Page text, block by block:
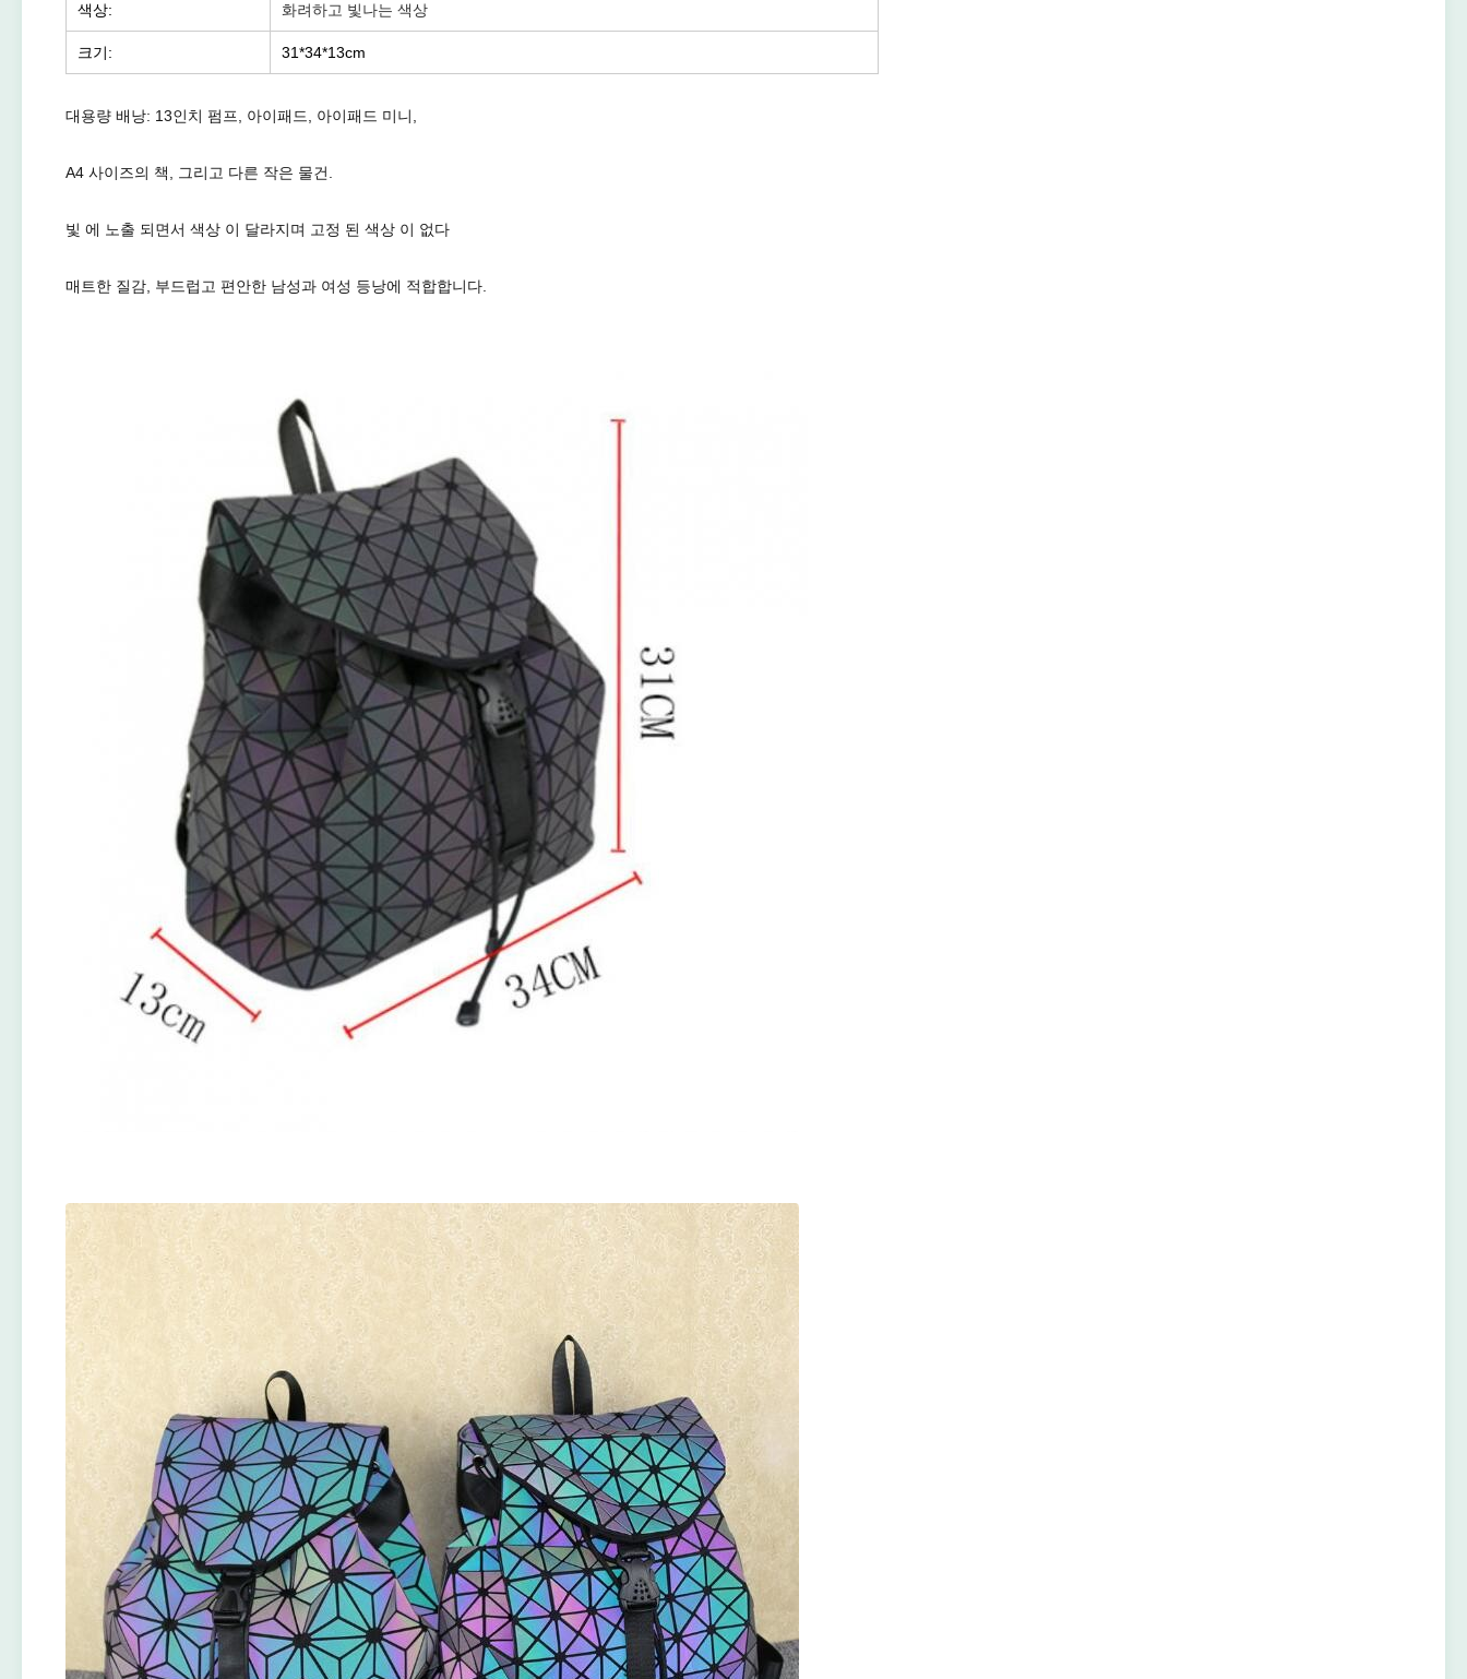
색상: 화려하고 빛나는 색상
크기: 31*34*13cm
대용량 배낭: 13인치 펌프, 아이패드, 아이패드 미니,
A4 사이즈의 책, 그리고 다른 작은 물건.
빛 에 노출 되면서 색상 이 달라지며 고정 된 색상 이 없다
매트한 질감, 부드럽고 편안한 남성과 여성 등낭에 적합합니다.